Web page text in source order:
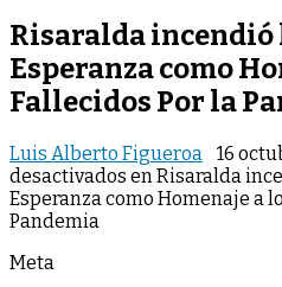
Risaralda incendió
Esperanza como
Fallecidos Por la
Luis Alberto Figueroa 16
desactivados en Risaralda
Esperanza como Homenaje a
Pandemia
Meta